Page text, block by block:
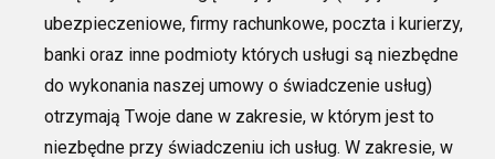
ubezpieczeniowe, firmy rachunkowe, poczta i kurierzy,
banki oraz inne podmioty których usługi są niezbędne
do wykonania naszej umowy o świadczenie usług)
otrzymają Twoje dane w zakresie, w którym jest to
niezbędne przy świadczeniu ich usług. W zakresie, w